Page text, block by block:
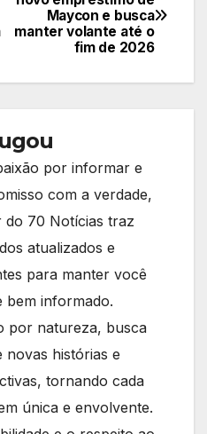
Maycon e busca
manter volante até o
fim de 2026
por informar e
com a verdade,
do 70 Notícias traz
atualizados e
para manter você
bem informado.
por natureza, busca
novas histórias e
tornando cada
única e envolvente.